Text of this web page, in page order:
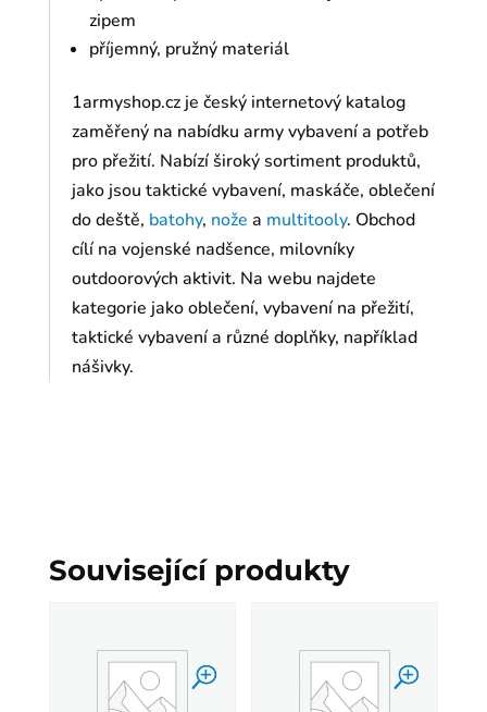
zipem
příjemný, pružný materiál
1armyshop.cz je český internetový katalog
zaměřený na nabídku army vybavení a potřeb
pro přežití. Nabízí široký sortiment produktů,
jako jsou taktické vybavení, maskáče, oblečení
do deště, batohy, nože a multitooly. Obchod
cílí na vojenské nadšence, milovníky
outdoorových aktivit. Na webu najdete
kategorie jako oblečení, vybavení na přežití,
taktické vybavení a různé doplňky, například
nášivky.
Související produkty